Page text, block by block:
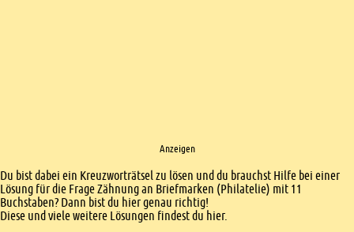
Anzeigen
Einleitung
Du bist dabei ein Kreuzworträtsel zu lösen und du brauchst Hilfe bei einer
Lösung für die Frage Zähnung an Briefmarken (Philatelie) mit 11
Buchstaben? Dann bist du hier genau richtig!
Diese und viele weitere Lösungen findest du hier.